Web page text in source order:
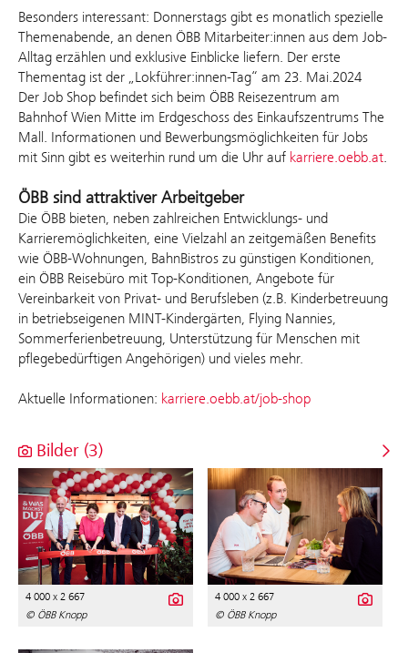
Besonders interessant: Donnerstags gibt es monatlich spezielle
Themenabende, an denen ÖBB Mitarbeiter:innen aus dem Job-
Alltag erzählen und exklusive Einblicke liefern. Der erste
Thementag ist der „Lokführer:innen-Tag“ am 23. Mai.2024
Der Job Shop befindet sich beim ÖBB Reisezentrum am
Bahnhof Wien Mitte im Erdgeschoss des Einkaufszentrums The
Mall. Informationen und Bewerbungsmöglichkeiten für Jobs
mit Sinn gibt es weiterhin rund um die Uhr auf karriere.oebb.at.
ÖBB sind attraktiver Arbeitgeber
Die ÖBB bieten, neben zahlreichen Entwicklungs- und
Karrieremöglichkeiten, eine Vielzahl an zeitgemäßen Benefits
wie ÖBB-Wohnungen, BahnBistros zu günstigen Konditionen,
ein ÖBB Reisebüro mit Top-Konditionen, Angebote für
Vereinbarkeit von Privat- und Berufsleben (z.B. Kinderbetreuung
in betriebseigenen MINT-Kindergärten, Flying Nannies,
Sommerferienbetreuung, Unterstützung für Menschen mit
pflegebedürftigen Angehörigen) und vieles mehr.
Aktuelle Informationen: karriere.oebb.at/job-shop
Bilder (3)
4 000 x 2 667
© ÖBB Knopp
4 000 x 2 667
© ÖBB Knopp